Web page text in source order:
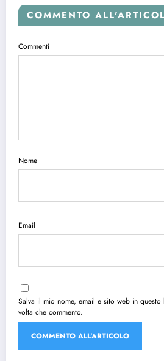
COMMENTO
Commenti
Nome
Email
Salva il mio nome, email e sito web in
volta che commento.